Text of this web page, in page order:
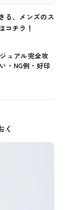
る、メンズのス
コチラ！
ュアル完全攻
・NG例・好印
く